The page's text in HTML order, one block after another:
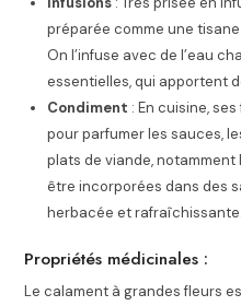
préparée comme une
On l’infuse avec de l’eau
essentielles, qui apportent
Condiment : En cuisine,
pour parfumer les sauces,
plats de viande, notamment
être incorporées dans des
herbacée et rafraîchissante.
Propriétés médicinales :
Le calament à grandes fleurs